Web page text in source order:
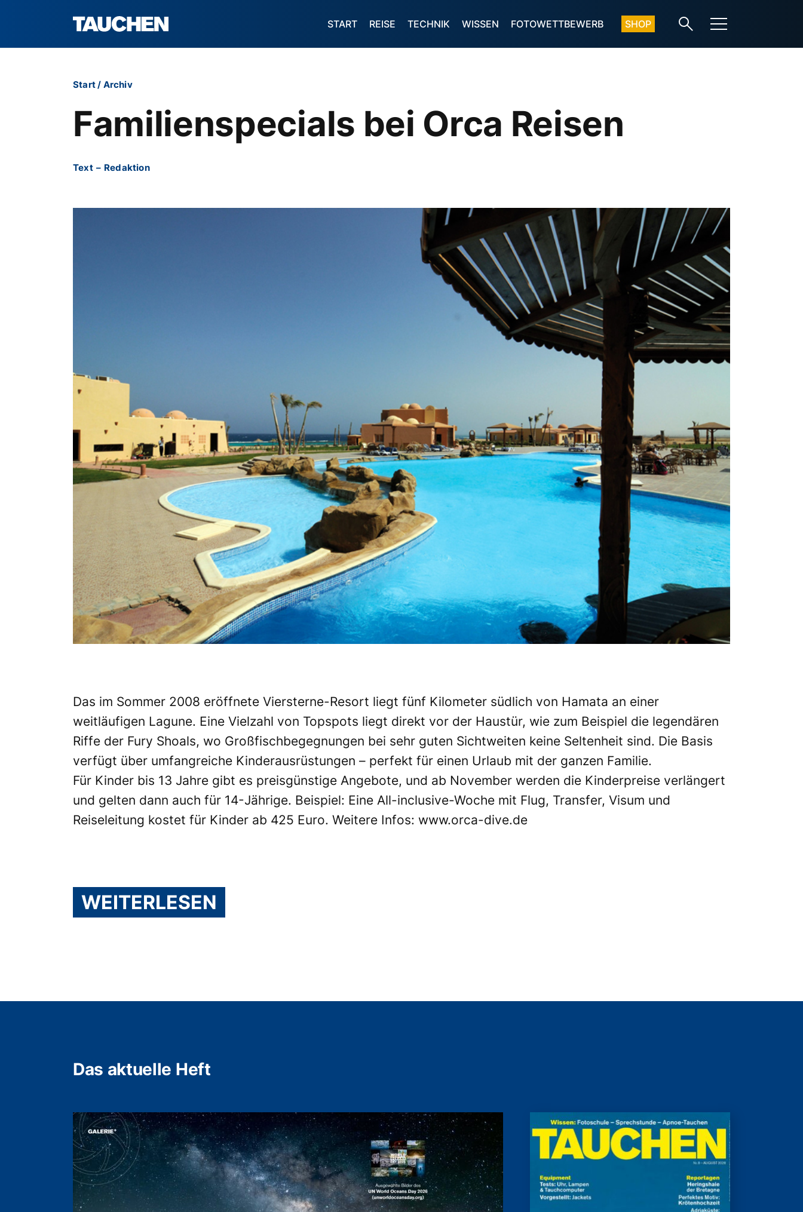
START REISE TECHNIK WISSEN FOTOWETTBEWERB SHOP
Start/ Archiv
Familienspecials bei Orca Reisen
Text – Redaktion
Das im Sommer 2008 eröffnete Viersterne-Resort liegt fünf Kilometer südlich von Hamata an einer
weitläufigen Lagune. Eine Vielzahl von Topspots liegt direkt vor der Haustür, wie zum Beispiel die legendären
Riffe der Fury Shoals, wo Großfischbegegnungen bei sehr guten Sichtweiten keine Seltenheit sind. Die Basis
verfügt über umfangreiche Kinderausrüstungen – perfekt für einen Urlaub mit der ganzen Familie.
Für Kinder bis 13 Jahre gibt es preisgünstige Angebote, und ab November werden die Kinderpreise verlängert
und gelten dann auch für 14-Jährige. Beispiel: Eine All-inclusive-Woche mit Flug, Transfer, Visum und
Reiseleitung kostet für Kinder ab 425 Euro. Weitere Infos: www.orca-dive.de
WEITERLESEN
Das aktuelle Heft